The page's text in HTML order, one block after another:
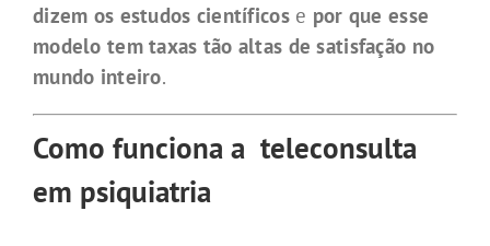
dizem os estudos científicose por que esse
modelo tem taxas tão altas de satisfação no
mundo inteiro.
Como funciona a teleconsulta
em psiquiatria